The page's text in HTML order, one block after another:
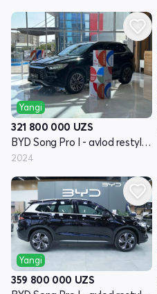
Yangi
321 800 000 UZS
BYD Song Pro I - avlod restyling
2024
Yangi
359 800 000 UZS